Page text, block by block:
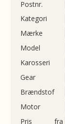
Kategori
Mærke
Model
Karosseri
Gear
Brændstof
Motor
Pris
fra